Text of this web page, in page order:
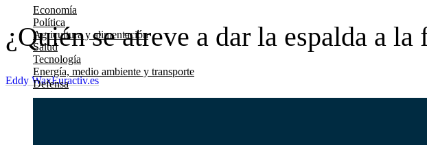
Economía
Política
Agricultura y alimentación
Salud
Tecnología
Energía, medio ambiente y transporte
Defensa
¿Quién se atreve a dar la espalda a la
Eddy WaxEuractiv.es